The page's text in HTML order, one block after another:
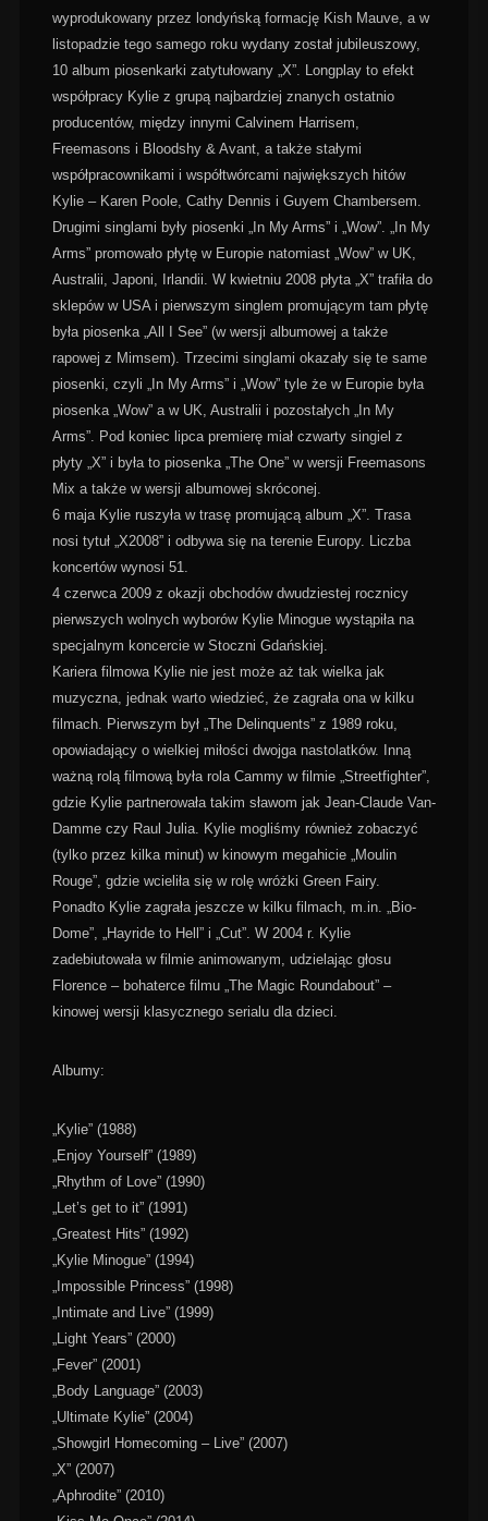
wyprodukowany przez londyńską formację Kish Mauve, a w
listopadzie tego samego roku wydany został jubileuszowy,
10 album piosenkarki zatytułowany „X”. Longplay to efekt
współpracy Kylie z grupą najbardziej znanych ostatnio
producentów, między innymi Calvinem Harrisem,
Freemasons i Bloodshy & Avant, a także stałymi
współpracownikami i współtwórcami największych hitów
Kylie – Karen Poole, Cathy Dennis i Guyem Chambersem.
Drugimi singlami były piosenki „In My Arms” i „Wow”. „In My
Arms” promowało płytę w Europie natomiast „Wow” w UK,
Australii, Japoni, Irlandii. W kwietniu 2008 płyta „X” trafiła do
sklepów w USA i pierwszym singlem promującym tam płytę
była piosenka „All I See” (w wersji albumowej a także
rapowej z Mimsem). Trzecimi singlami okazały się te same
piosenki, czyli „In My Arms” i „Wow” tyle że w Europie była
piosenka „Wow” a w UK, Australii i pozostałych „In My
Arms”. Pod koniec lipca premierę miał czwarty singiel z
płyty „X” i była to piosenka „The One” w wersji Freemasons
Mix a także w wersji albumowej skróconej.
6 maja Kylie ruszyła w trasę promującą album „X”. Trasa
nosi tytuł „X2008” i odbywa się na terenie Europy. Liczba
koncertów wynosi 51.
4 czerwca 2009 z okazji obchodów dwudziestej rocznicy
pierwszych wolnych wyborów Kylie Minogue wystąpiła na
specjalnym koncercie w Stoczni Gdańskiej.
Kariera filmowa Kylie nie jest może aż tak wielka jak
muzyczna, jednak warto wiedzieć, że zagrała ona w kilku
filmach. Pierwszym był „The Delinquents” z 1989 roku,
opowiadający o wielkiej miłości dwojga nastolatków. Inną
ważną rolą filmową była rola Cammy w filmie „Streetfighter”,
gdzie Kylie partnerowała takim sławom jak Jean-Claude Van-
Damme czy Raul Julia. Kylie mogliśmy również zobaczyć
(tylko przez kilka minut) w kinowym megahicie „Moulin
Rouge”, gdzie wcieliła się w rolę wróżki Green Fairy.
Ponadto Kylie zagrała jeszcze w kilku filmach, m.in. „Bio-
Dome”, „Hayride to Hell” i „Cut”. W 2004 r. Kylie
zadebiutowała w filmie animowanym, udzielając głosu
Florence – bohaterce filmu „The Magic Roundabout” –
kinowej wersji klasycznego serialu dla dzieci.
Albumy:
„Kylie” (1988)
„Enjoy Yourself” (1989)
„Rhythm of Love” (1990)
„Let’s get to it” (1991)
„Greatest Hits” (1992)
„Kylie Minogue” (1994)
„Impossible Princess” (1998)
„Intimate and Live” (1999)
„Light Years” (2000)
„Fever” (2001)
„Body Language” (2003)
„Ultimate Kylie” (2004)
„Showgirl Homecoming – Live” (2007)
„X” (2007)
„Aphrodite” (2010)